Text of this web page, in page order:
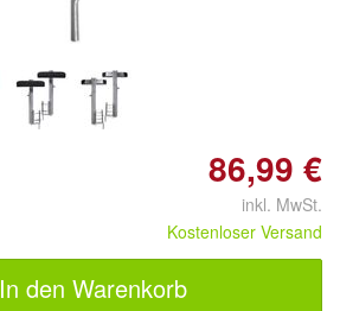
86,99 €
inkl. MwSt.
Kostenloser Versand
In den Warenkorb